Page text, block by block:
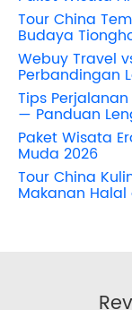
Tour China
Budaya
Webuy Travel
Perbandingan
Tips
— Panduan
Paket Wisata
Muda 2026
Tour China
Makanan Halal